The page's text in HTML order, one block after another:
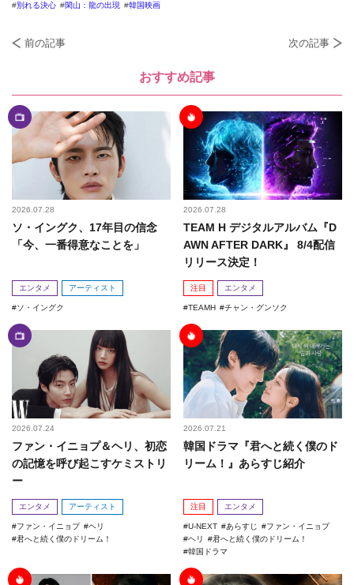
別れる決心 閑山：龍の出現 韓国映画
前の記事 次の記事
おすすめ記事
2026.07.28
ソ・イングク、17年目の信念
「今、一番得意なことを」
エンタメ アーティスト
ソ・イングク
2026.07.28
TEAM H デジタルアルバム『D
AWN AFTER DARK』 8/4配信
リリース決定！
注目 エンタメ
TEAMH チャン・グンソク
2026.07.24
ファン・イニョプ＆ヘリ、初恋
の記憶を呼び起こすケミストリ
ー
エンタメ アーティスト
ファン・イニョプ
ヘリ
君へと続く僕のドリーム！
2026.07.21
韓国ドラマ『君へと続く僕のド
リーム！』あらすじ紹介
注目 エンタメ
U-NEXT あらすじ
ファン・イニョプ
ヘリ
君へと続く僕のドリーム！
韓国ドラマ